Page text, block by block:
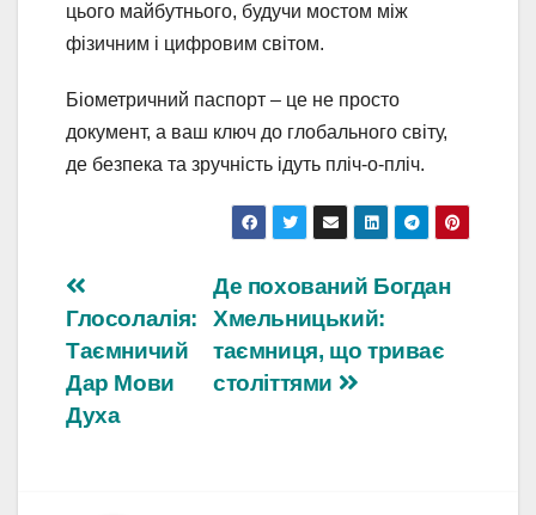
цього майбутнього, будучи мостом між
фізичним і цифровим світом.
Біометричний паспорт – це не просто
документ, а ваш ключ до глобального світу,
де безпека та зручність ідуть пліч-о-пліч.
Навігація
записів
Де похований Богдан
Хмельницький:
таємниця, що триває
століттями
Глосолалія:
Таємничий
Дар Мови
Духа